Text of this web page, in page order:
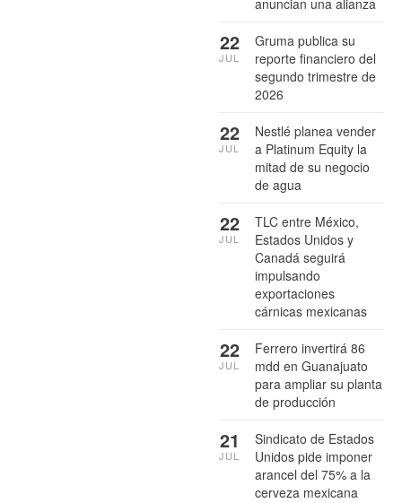
anuncian una alianza
Gruma publica su
reporte financiero del
segundo trimestre de
2026
22
JUL
Nestlé planea vender
a Platinum Equity la
mitad de su negocio
de agua
22
JUL
TLC entre México,
Estados Unidos y
Canadá seguirá
impulsando
exportaciones
cárnicas mexicanas
22
JUL
Ferrero invertirá 86
mdd en Guanajuato
para ampliar su planta
de producción
22
JUL
Sindicato de Estados
Unidos pide imponer
arancel del 75% a la
cerveza mexicana
21
JUL